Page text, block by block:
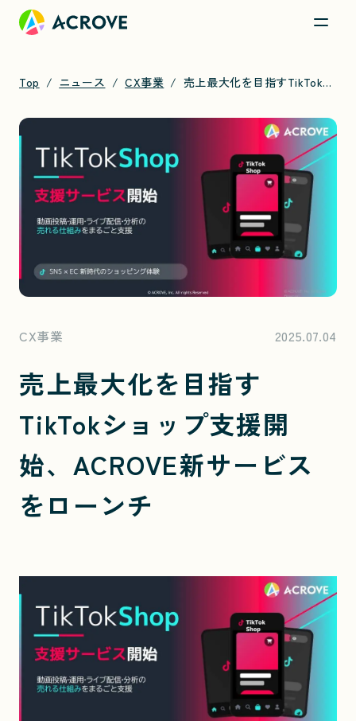
Top ニュース CX事業 売上最大化を目指すTikTokショップ支援開始、ACROVE新サービスをローンチ
CX事業 2025.07.04
売上最大化を目指す
TikTokショップ支援開
始、ACROVE新サービス
をローンチ